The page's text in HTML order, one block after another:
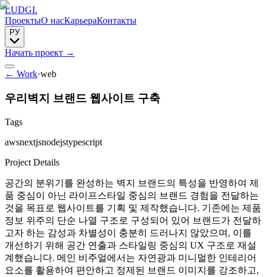
LUDGI.
ПроектыО насКарьераКонтакты
РУ
Начать проект →
← Work·web
우리벽지 브랜드 웹사이트 구축
Tags
awsnextjsnodejstypescript
Project Details
공간의 분위기를 완성하는 벽지 브랜드의 특성을 반영하여 제
품 중심이 아닌 라이프스타일 중심의 브랜드 경험을 전달하는
것을 목표로 웹사이트를 기획 및 제작했습니다. 기존에는 제품
정보 위주의 단순 나열 구조로 구성되어 있어 브랜드가 전달하
고자 하는 감성과 차별성이 충분히 드러나지 않았으며, 이를
개선하기 위해 공간 연출과 스타일링 중심의 UX 구조로 재설
계했습니다. 메인 비주얼에서는 자연광과 미니멀한 인테리어
요소를 활용하여 편안하고 정제된 브랜드 이미지를 강조하고,